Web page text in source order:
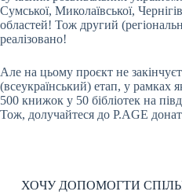
Сумської, Миколаївської,
областей! Тож другий
реалізовано!
Але на цьому проєкт не
(всеукраїнський) етап, у рамках
500 книжок у 50 бібліотек на
Тож, долучайтеся до P.AGE
ХОЧУ ДОПОМОГТИ